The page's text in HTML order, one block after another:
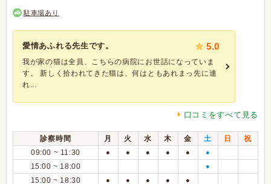
駐車場あり
愛情あふれる先生です。 5.0
我が家の猫は全員、こちらの病院にお世話になっていま
す。 新しく拾われてきた猫は、何はともあれまっ先に連
れ...
口コミをすべて見る
診察時間 月 火 水 木 金 土 日
祝
09:00 ~ 11:30
● ● ● ● ● ●
15:00 ~ 18:00 ●
15:00 ~ 18:30 ● ● ● ● ●